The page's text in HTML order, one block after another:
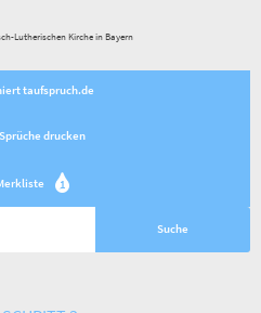
Lutherischen Kirche in Bayern
taufspruch.de
drucken
1